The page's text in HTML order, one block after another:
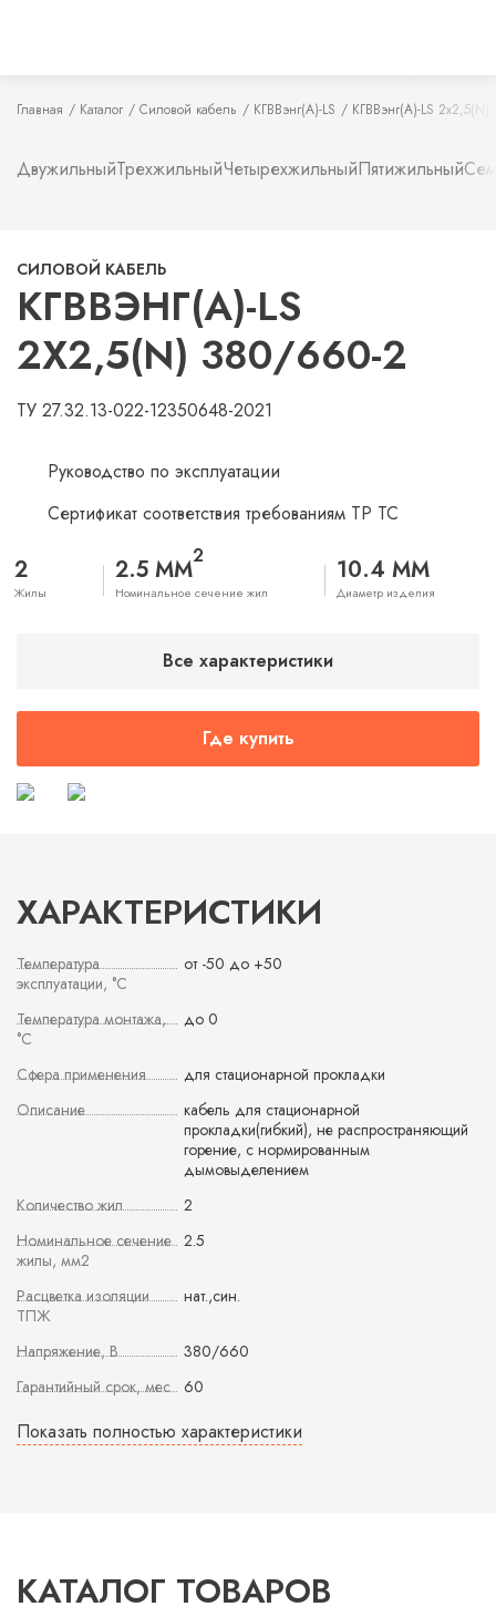
Главная Каталог Силовой кабель КГВВэнг(А)-LS КГВВэнг(А)-LS
ДвужильныйТрехжильныйЧетырехжильныйПятижильный
СИЛОВОЙ КАБЕЛЬ
КГВВЭНГ(А)-LS
2Х2,5(N) 380/660-2
ТУ 27.32.13-022-12350648-2021
Руководство по эксплуатации
Сертификат соответствия требованиям ТР ТС
2
Жилы
2.5 ММ2
Номинальное сечение жил
10.4 ММ
Диаметр изделия
Все характеристики
Где купить
ХАРАКТЕРИСТИКИ
Температура
эксплуатации, °С
от -50 до +50
Температура монтажа,
°С
до 0
Сфера применения
для стационарной прокладки
Описание
кабель для стационарной
прокладки(гибкий), не распространяющий
горение, с нормированным
дымовыделением
Количество жил
2
Номинальное сечение
жилы, мм2
2.5
Расцветка изоляции
ТПЖ
нат.,син.
Напряжение, В
380/660
Гарантийный срок, мес
60
Показать полностью характеристики
КАТАЛОГ ТОВАРОВ